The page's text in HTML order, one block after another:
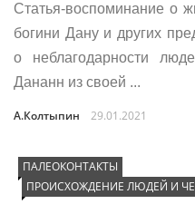
Статья-воспоминание о
богини Дану и других
о неблагодарности
Дананн из своей ...
А.Колтыпин 29.01.2021
ПАЛЕОКОНТАКТЫ
ПРОИСХОЖДЕНИЕ ЛЮДЕЙ И